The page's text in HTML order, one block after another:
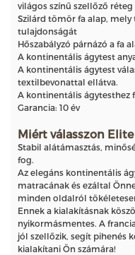
világos színű szellőző
Szilárd tömör fa alap,
tulajdonságát
Hőszabályzó párnázó a fa
A kontinentális ágytest
A kontinentális ágytest
textilbevonattal ellátva.
A kontinentális ágytesthez
Garancia: 10 év
Miért válasszon
Stabil alátámasztás,
fog.
Az elegáns kontinentális
matracának és ezáltal
minden oldalról
Ennek a kialakításnak
nyikormásmentes. A
jól szellőzik, segít pihenés
kialakítani Ön számára!